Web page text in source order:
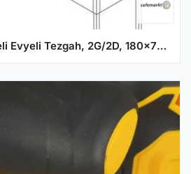
Öztiryakiler 3 Perdeli Evyeli Tezgah, 2G/2D, 180x70 cm